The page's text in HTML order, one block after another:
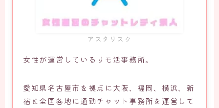
アスタリスク
女性が運営しているリモ活事務所。
愛知県名古屋市を拠点に大阪、福岡、横浜、新
宿と全国各地に通勤チャット事務所を運営して